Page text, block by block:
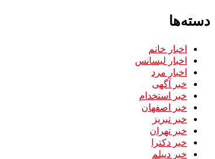
دسته‌ها
اخبار خانم
اخبار لیسانس
اخبار مرد
خبر آگهی
خبر استخدام
خبر اصفهان
خبر تبریز
خبر تهران
خبر دکترا
خبر دیپلم